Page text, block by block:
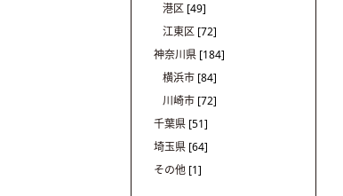
港区 [49]
江東区 [72]
神奈川県 [184]
横浜市 [84]
川崎市 [72]
千葉県 [51]
埼玉県 [64]
その他 [1]